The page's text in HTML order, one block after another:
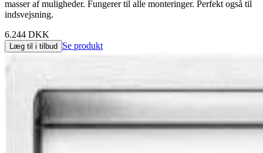
masser af muligheder. Fungerer til alle monteringer. Perfekt også til
indsvejsning.
6.244 DKK
Læg til i tilbud Se produkt